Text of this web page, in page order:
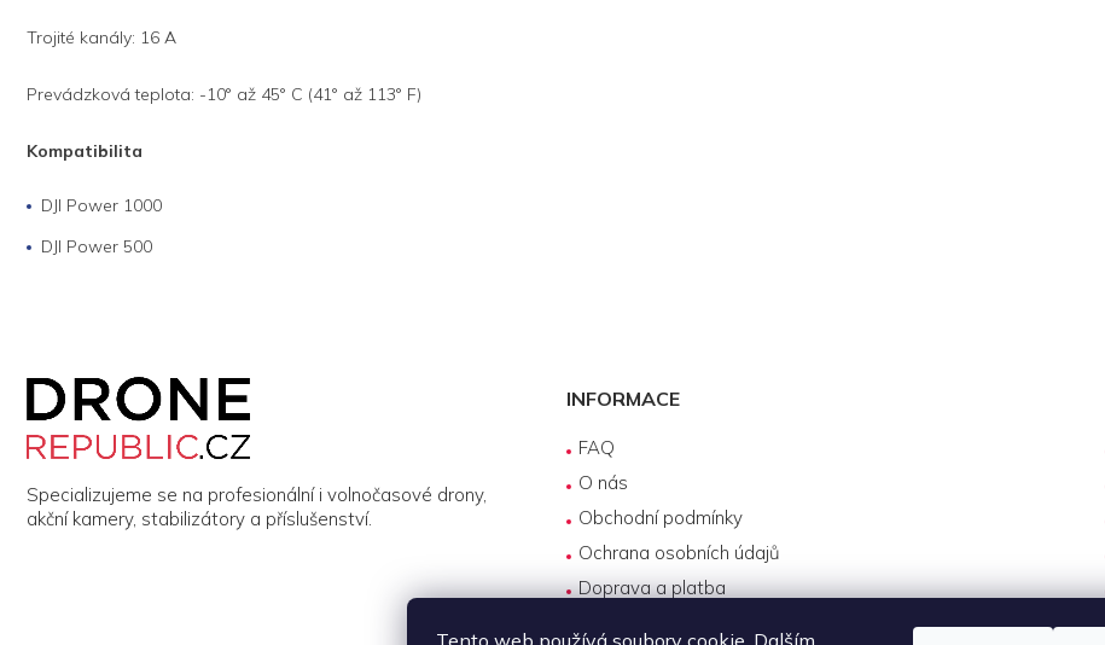
Tento web používá soubory cookie. Dalším
Trojité kanály: 16 A
Prevádzková teplota: -10° až 45° C (41° až 113° F)
Kompatibilita
DJI Power 1000
DJI Power 500
Specializujeme se na profesionální i volnočasové drony,
akční kamery, stabilizátory a příslušenství.
INFORMACE
FAQ
O nás
Obchodní podmínky
Ochrana osobních údajů
Doprava a platba